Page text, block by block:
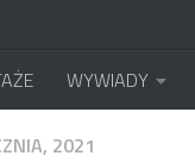
WYWIADY
2021